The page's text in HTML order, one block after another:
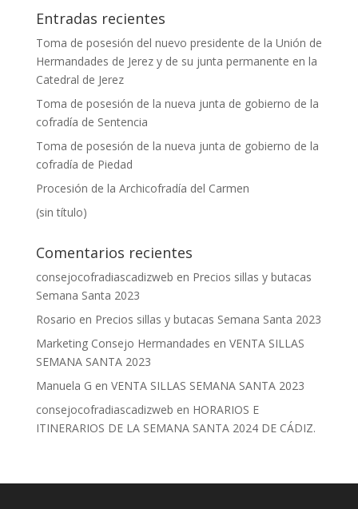
Entradas recientes
Toma de posesión del nuevo presidente de la Unión de
Hermandades de Jerez y de su junta permanente en la
Catedral de Jerez
Toma de posesión de la nueva junta de gobierno de la
cofradía de Sentencia
Toma de posesión de la nueva junta de gobierno de la
cofradía de Piedad
Procesión de la Archicofradía del Carmen
(sin título)
Comentarios recientes
consejocofradiascadizweb en Precios sillas y butacas
Semana Santa 2023
Rosario en Precios sillas y butacas Semana Santa 2023
Marketing Consejo Hermandades en VENTA SILLAS
SEMANA SANTA 2023
Manuela G en VENTA SILLAS SEMANA SANTA 2023
consejocofradiascadizweb en HORARIOS E
ITINERARIOS DE LA SEMANA SANTA 2024 DE CÁDIZ.